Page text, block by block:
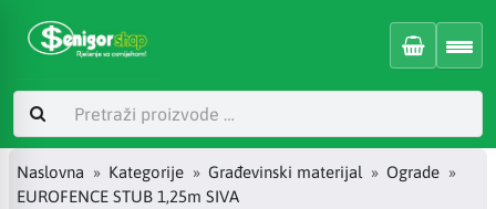
Naslovna Kategorije Građevinski materijal
Ograde
EUROFENCE STUB 1,25m SIVA